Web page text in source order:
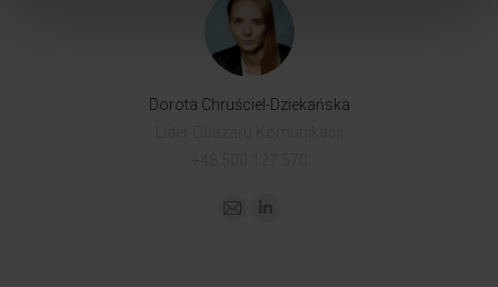
Dorota Chruściel-Dziekańska